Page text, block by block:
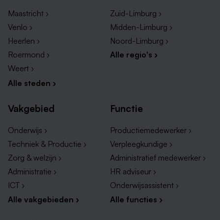
functies in Urmond. Hierdoor krijg je een goed beeld
van de diversiteit aan werkgelegenheid in het dorp en
kun je gerichter zoeken naar de ideale baan die
aansluit bij jouw interesses en vaardigheden.
Meulenberg Transport
Van der Valk Hotel Stein-Urmond
Maastricht ›
Venlo ›
Heerlen ›
Roermond ›
Weert ›
Alle steden ›
Zuid-Limburg ›
Midden-Limburg ›
Noord-Limburg ›
Alle regio's ›
Vakgebied
Onderwijs ›
Techniek & Productie ›
Zorg & welzijn ›
Administratie ›
ICT ›
Alle vakgebieden ›
Functie
Productiemedewerker ›
Verpleegkundige ›
Administratief medewerker ›
HR adviseur ›
Onderwijsassistent ›
Alle functies ›